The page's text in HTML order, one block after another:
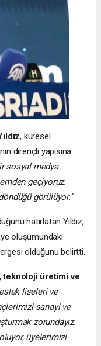
, küresel
dirençli yapısına
sosyal medya
geçiyoruz.
görülüyor.”
hatırlatan Yıldız,
oluşumundaki
olduğunu belirtti.
teknoloji üretimi ve
liseleri ve
sanayi ve
zorundayız.
üyelerimizi